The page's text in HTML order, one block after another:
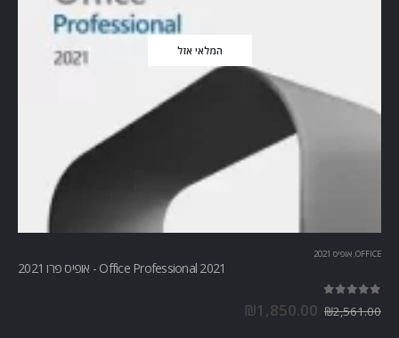
המלאי אזל
OFFICE
, אופיס 2021
Office Professional 2021 - אופיס פרו 2021
₪2,561.00
₪1,850.00